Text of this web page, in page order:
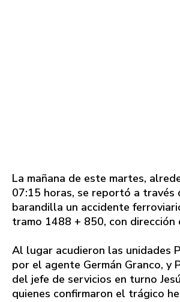
La mañana de este martes,
07:15 horas, se reportó a través
barandilla un accidente
tramo 1488 + 850, con dirección
Al lugar acudieron las unidades
por el agente Germán Granco, y
del jefe de servicios en turno
quienes confirmaron el trágico